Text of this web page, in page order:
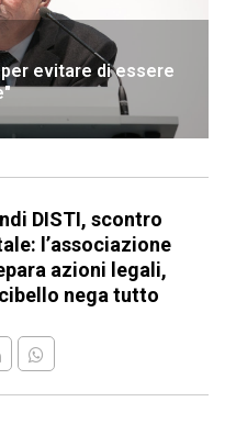
evitare di essere
DISTI, scontro
l’associazione
azioni legali,
nega tutto